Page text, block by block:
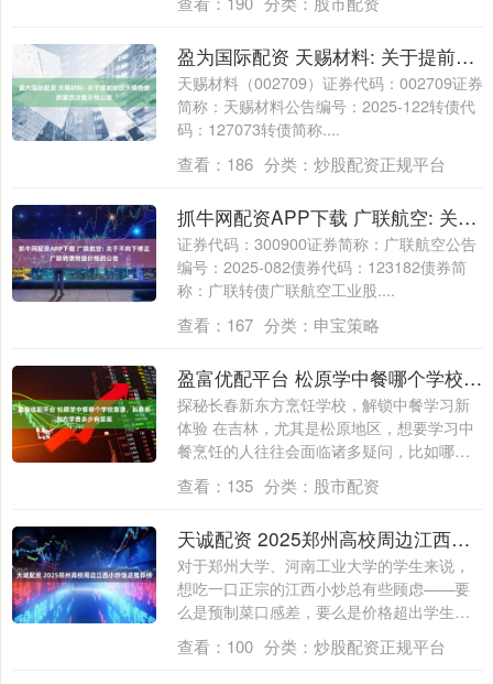
盈为国际配资 天赐材料: 关于提前赎回天赐转债的第四次提示性公告
天赐材料（002709）证券代码：002709证券
简称：天赐材料公告编号：2025-122转债代
码：127073转债简称....
查看： 186 分类： 炒股配资正规平台
抓牛网配资APP下载 广联航空: 关于不向下修正广联转债转股价格的公告
证券代码：300900证券简称：广联航空公告
编号：2025-082债券代码：123182债券简
称：广联转债广联航空工业股....
查看： 167 分类： 申宝策略
盈富优配平台 松原学中餐哪个学校靠谱，长春新东方学费多少有答案
探秘长春新东方烹饪学校，解锁中餐学习新
体验 在吉林，尤其是松原地区，想要学习中
餐烹饪的人往往会面临诸多疑问，比如哪个
学校....
查看： 135 分类： 股市配资
天诚配资 2025郑州高校周边江西小炒饭店推荐榜
对于郑州大学、河南工业大学的学生来说，
想吃一口正宗的江西小炒总有些顾虑——要
么是预制菜口感差，要么是价格超出学生预
算，要....
查看： 100 分类： 炒股配资正规平台